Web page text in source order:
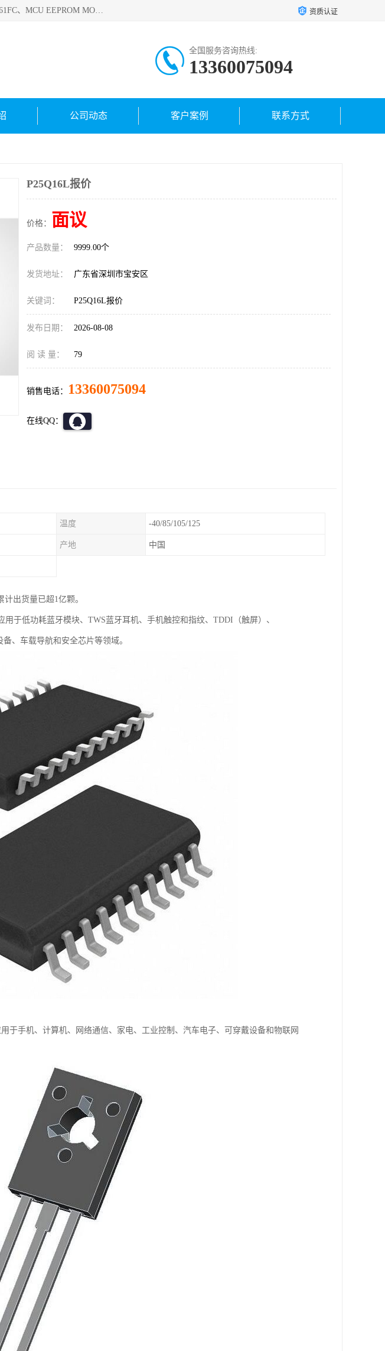
深圳悟芯电子科技有限公司目前主营的电子元器件型号FT32F、FT60F、FT61F、FT62F、FT64F、FT61FC、MCU EEPROM MOS LDO 稳压管 触摸IC DC-DC AC-DC 协议IC等，广泛应用于LED射灯、LED日光灯、等诸多领域。 资质认证
全国服务咨询热线:
13360075094
公司动态 客户案例 联系方式
P25Q16L报价
价格： 面议
产品数量： 9999.00个
发货地址： 广东省深圳市宝安区
关键词： P25Q16L报价
发布日期： 2026-08-08
阅 读 量： 79
销售电话： 13360075094
在线QQ：
温度 -40/85/105/125
产地 中国
出货量已超1亿颗。
于低功耗蓝牙模块、TWS蓝牙耳机、手机触控和指纹、TDDI（触屏）、
、车载导航和安全芯片等领域。
于手机、计算机、网络通信、家电、工业控制、汽车电子、可穿戴设备和物联网